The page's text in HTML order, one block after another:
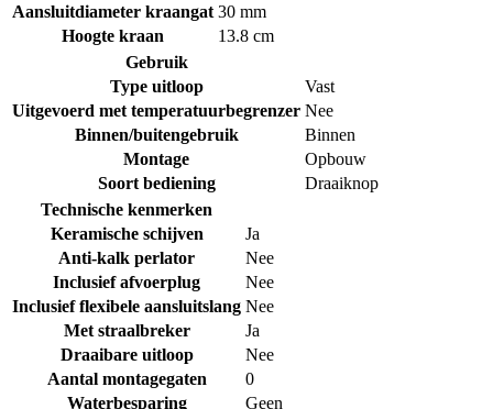
Aansluitdiameter kraangat 30 mm
Hoogte kraan
13.8 cm
Gebruik
Type uitloop
Vast
Uitgevoerd met temperatuurbegrenzer Nee
Binnen/buitengebruik
Binnen
Montage
Opbouw
Soort bediening
Draaiknop
Technische kenmerken
Keramische schijven
Ja
Anti-kalk perlator
Nee
Inclusief afvoerplug
Nee
Inclusief flexibele aansluitslang Nee
Met straalbreker
Ja
Draaibare uitloop
Nee
Aantal montagegaten
0
Waterbesparing
Geen